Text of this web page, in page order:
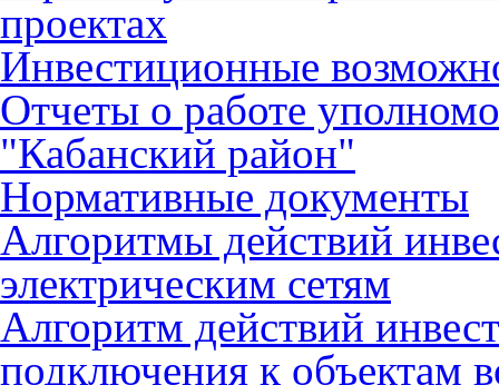
проектах
Инвестиционные
Отчеты о работе
"Кабанский район"
Нормативные документы
Алгоритмы действий
электрическим сетям
Алгоритм действий
подключения к объектам